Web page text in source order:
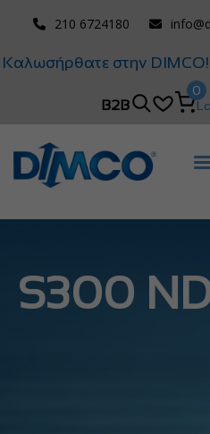
210 6724180
Καλωσήρθατε
B2B
0
S300